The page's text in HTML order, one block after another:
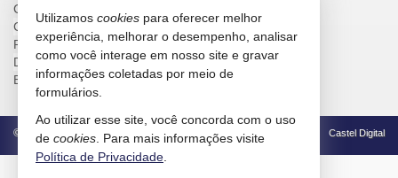
CUB /
CUB /SCvariação
0,95%
Poupança
0,6738%
Dólar Comercial
R$ 5,12
Euro
R$ 5,91
© 2026 CRECI/SC 4586-J Política de Privacidade Castel Digital
Utilizamos cookies para oferecer melhor
experiência, melhorar o desempenho, analisar
como você interage em nosso site e gravar
informações coletadas por meio de
formulários.
Ao utilizar esse site, você concorda com o uso
de cookies . Para mais informações visite
Política de Privacidade